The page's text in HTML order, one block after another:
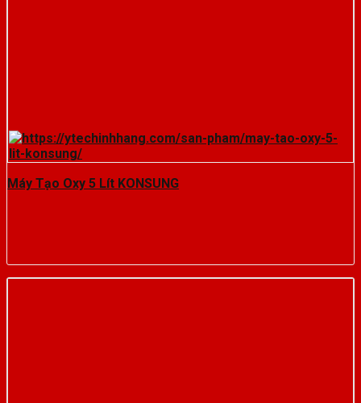
Máy Tạo Oxy 5 Lít KONSUNG